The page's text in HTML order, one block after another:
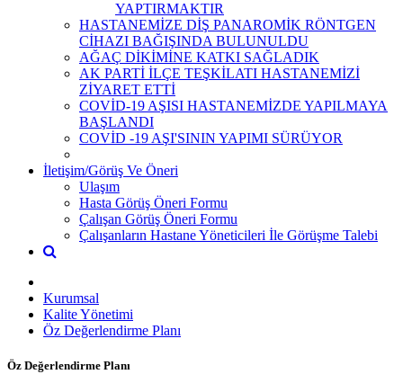
YAPTIRMAKTIR
HASTANEMİZE DİŞ PANAROMİK RÖNTGEN
CİHAZI BAĞIŞINDA BULUNULDU
AĞAÇ DİKİMİNE KATKI SAĞLADIK
AK PARTİ İLÇE TEŞKİLATI HASTANEMİZİ
ZİYARET ETTİ
COVİD-19 AŞISI HASTANEMİZDE YAPILMAYA
BAŞLANDI
COVİD -19 AŞI'SININ YAPIMI SÜRÜYOR
İletişim/Görüş Ve Öneri
Ulaşım
Hasta Görüş Öneri Formu
Çalışan Görüş Öneri Formu
Çalışanların Hastane Yöneticileri İle Görüşme Talebi
Kurumsal
Kalite Yönetimi
Öz Değerlendirme Planı
Öz Değerlendirme Planı